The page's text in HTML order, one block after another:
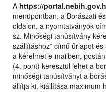
A https://
menüpontban, a Borászati
oldalon, a nyomtatványok
sz. Minőségi tanúsítvány
szállításhoz” című űrlapot
a kérelmet e-mailben,
(4. pont) keresztül lehet a
minőségi tanúsítványt a
állítja ki, kiállítása maximum